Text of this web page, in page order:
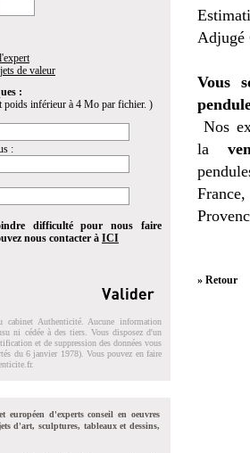
de valeur
:
inférieur à 4 Mo par fichier. )
:
difficulté pour nous faire
nous contacter à ICI
cabinet Authenticité. Aucune information
ni cédée à des tiers. Vous disposez d'un
et de suppression des données vous
du 6 janvier 1978). Vous pouvez en faire
.
européen d'experts conseil en oeuvres
d'art, sculptures, tableaux et dessins,
Adjugé
Vous
Nos
la
» Retour